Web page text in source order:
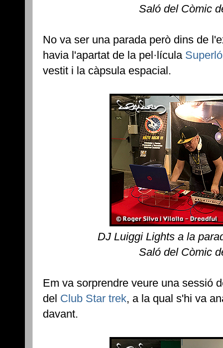
Saló del Còmic
No va ser una parada però dins de
havia l'apartat de la pel·lícula
vestit i la càpsula espacial.
DJ Luiggi Lights a la
Saló del Còmic
Em va sorprendre veure una sessió
del Club Star trek, a la qual s'hi va
davant.